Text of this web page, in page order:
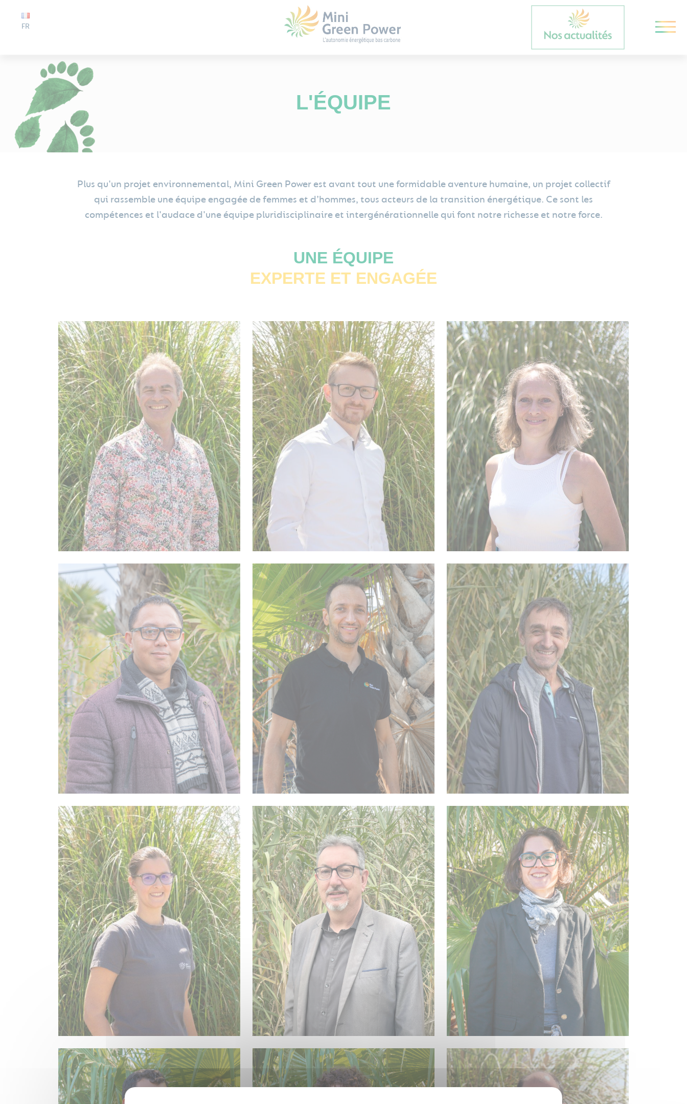
FR
L'ÉQUIPE
Plus qu'un projet environnemental, Mini Green Power est avant tout une formidable aventure humaine, un projet collectif
qui rassemble une équipe engagée de femmes et d’hommes, tous acteurs de la transition énergétique. Ce sont les
compétences et l'audace d'une équipe pluridisciplinaire et intergénérationnelle qui font notre richesse et notre force.
UNE ÉQUIPE
EXPERTE ET ENGAGÉE